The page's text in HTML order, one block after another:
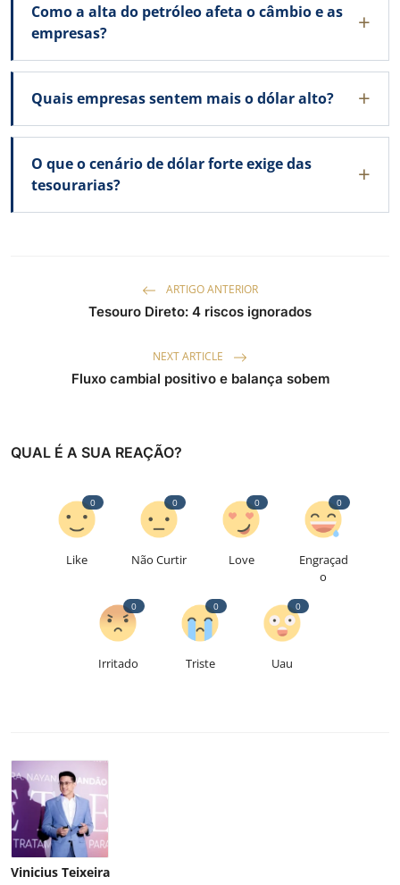
Como a alta do petróleo afeta o câmbio e as
empresas?
Quais empresas sentem mais o dólar alto?
O que o cenário de dólar forte exige das
tesourarias?
ARTIGO ANTERIOR
Tesouro Direto: 4 riscos ignorados
NEXT ARTICLE
Fluxo cambial positivo e balança sobem
QUAL É A SUA REAÇÃO?
Like
0
Não Curtir
0
Love
0
Engraçad
o
0
Irritado
0
Triste
0
Uau
0
Vinicius Teixeira